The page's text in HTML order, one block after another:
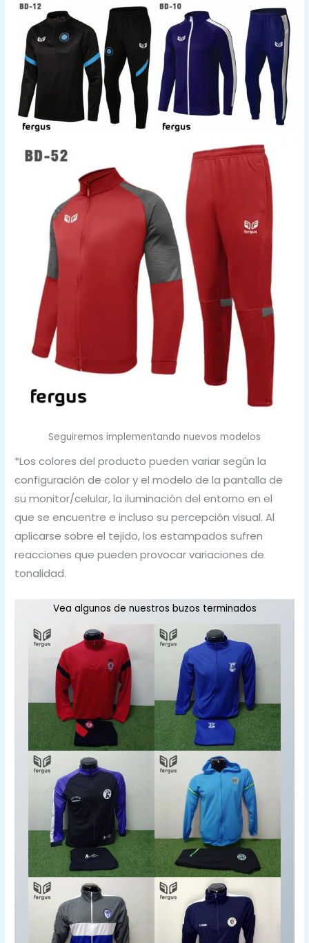
Seguiremos implementando nuevos modelos
*Los colores del producto pueden variar según la
configuración de color y el modelo de la pantalla de
su monitor/celular, la iluminación del entorno en el
que se encuentre e incluso su percepción visual. Al
aplicarse sobre el tejido, los estampados sufren
reacciones que pueden provocar variaciones de
tonalidad.
Vea algunos de nuestros buzos terminados